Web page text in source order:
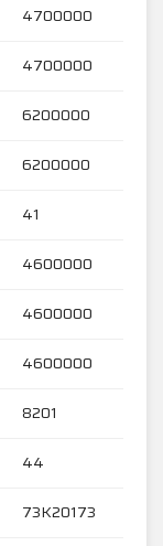
4700000
4700000
6200000
6200000
41
4600000
4600000
4600000
8201
44
73K20173